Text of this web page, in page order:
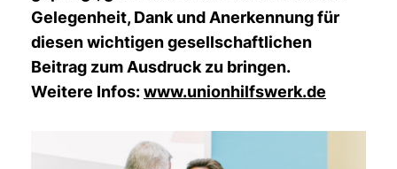
Gelegenheit, Dank und Anerkennung für
diesen wichtigen gesellschaftlichen
Beitrag zum Ausdruck zu bringen.
Weitere Infos:www.unionhilfswerk.de